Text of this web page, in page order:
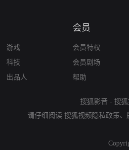
游戏
科技
出品人
会员
会员特权
会员剧场
帮助
搜狐影音 - 搜
请仔细阅读 搜狐视频隐私政策、